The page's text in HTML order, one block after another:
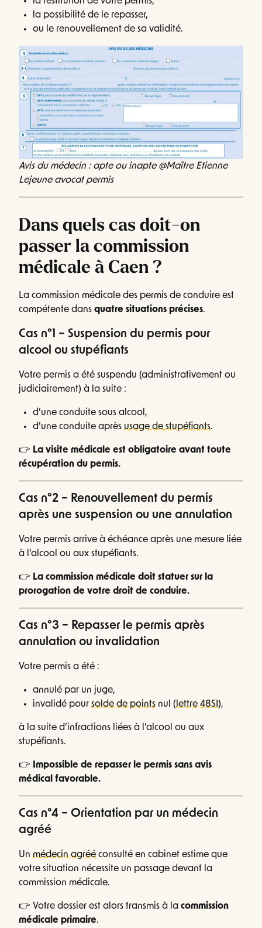
la possibilité de le repasser,
ou le renouvellement de sa validité.
Avis du médecin : apte ou inapte @Maître Etienne
Lejeune avocat permis
Dans quels cas doit-on
passer la commission
médicale à Caen ?
La commission médicale des permis de conduire est
compétente dans quatre situations précises.
Cas n°1 – Suspension du permis pour
alcool ou stupéfiants
Votre permis a été suspendu (administrativement ou
judiciairement) à la suite :
d’une conduite sous alcool,
d’une conduite après usage de stupéfiants.
👉 La visite médicale est obligatoire avant toute
récupération du permis.
Cas n°2 – Renouvellement du permis
après une suspension ou une annulation
Votre permis arrive à échéance après une mesure liée
à l’alcool ou aux stupéfiants.
👉 La commission médicale doit statuer sur la
prorogation de votre droit de conduire.
Cas n°3 – Repasser le permis après
annulation ou invalidation
Votre permis a été :
annulé par un juge,
invalidé pour solde de points nul ( lettre 48SI ),
à la suite d’infractions liées à l’alcool ou aux
stupéfiants.
👉
Impossible de repasser le permis sans avis
médical favorable.
Cas n°4 – Orientation par un médecin
agréé
Un médecin agréé consulté en cabinet estime que
votre situation nécessite un passage devant la
commission médicale.
👉 Votre dossier est alors transmis à la commission
médicale primaire.